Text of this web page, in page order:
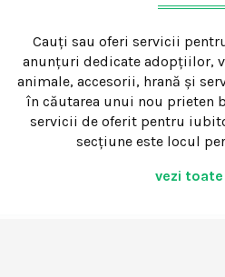
Cauți sau oferi servicii
anunțuri dedicate adopțiilor,
animale, accesorii, hrană și
în căutarea unui nou prieten
servicii de oferit pentru
secțiune este locul
vezi toate